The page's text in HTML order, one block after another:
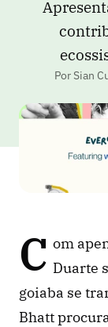
Por Sian
C om
Duarte
goiaba se
Bhatt